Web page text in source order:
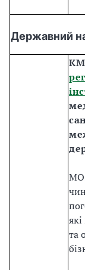
Державний
та